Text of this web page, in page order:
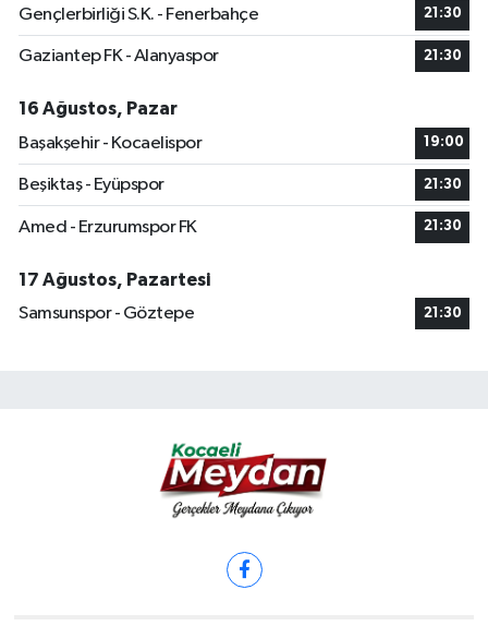
Gençlerbirliği S.K. - Fenerbahçe 21:30
Gaziantep FK - Alanyaspor 21:30
16 Ağustos, Pazar
Başakşehir - Kocaelispor
19:00
Beşiktaş - Eyüpspor 21:30
Amed - Erzurumspor FK 21:30
17 Ağustos, Pazartesi
Samsunspor - Göztepe
21:30